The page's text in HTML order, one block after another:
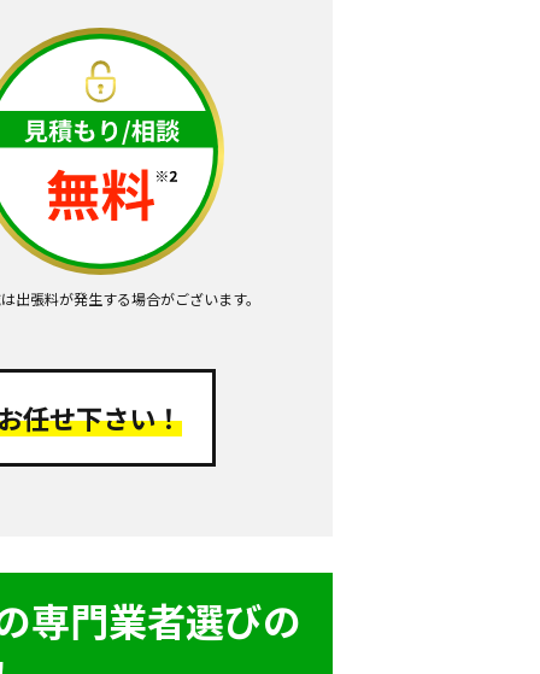
出張料が発生する場合がございます。
任せ下さい！
専門業者選びの